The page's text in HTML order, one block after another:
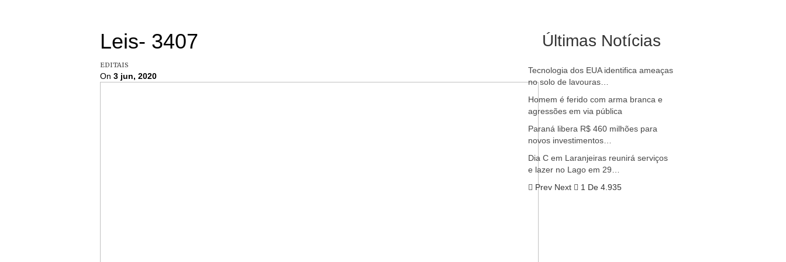
Leis- 3407
EDITAIS
On 3 jun, 2020
Últimas Notícias
Tecnologia dos EUA identifica ameaças
no solo de lavouras…
Homem é ferido com arma branca e
agressões em via pública
Paraná libera R$ 460 milhões para
novos investimentos…
Dia C em Laranjeiras reunirá serviços
e lazer no Lago em 29…
Prev Next 1 De 4.935